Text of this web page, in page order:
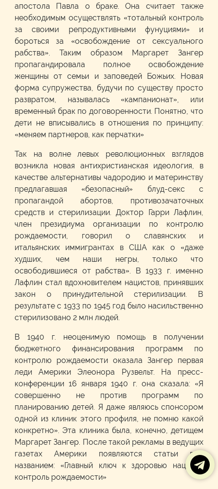
апостола Павла о браке. Она считает также
необходимым осуществлять «тотальный контроль
за своими репродуктивными фунуциями» и
бороться за «освобождение от сексуального
рабства». Таким образом Маргарет Зангер
пропагандировала полное освобождение
женщины от семьи и заповедей Божьих. Новая
форма супружества, будучи по существу просто
развратом, называлась «кампанионат», или
временный брак по договоренности. Понятно, что
дети не вписывались в отношения по принципу:
«меняем партнеров, как перчатки»
Так на волне левых революционных взглядов
возникла новая антихристианская идеология, в
качестве альтернативы чадородию и материнству
предлагавшая «безопасный» блуд-секс с
пропагандой абортов, противозачаточных
средств и стерилизации. Доктор Гарри Лафлин,
член президиума организации по контролю
рождаемости, говорил о славянских и
итальянских иммигрантах в США как о «даже
худших, чем наши негры, только что
освободившиеся от рабства». В 1933 г. именно
Лафлин стал вдохновителем нацистов, принявших
закон о принудительной стерилизации. В
результате с 1933 по 1945 год было насильственно
стерилизовано 2 млн людей.
В 1940 г. неоценимую помощь в получении
бюджетного финансирования программ по
контролю рождаемости оказала Зангер первая
леди Америки Элеонора Рузвельт. На пресс-
конференции 16 января 1940 г. она сказала: «Я
совершенно не против программ по
планированию детей. Я даже являюсь спонсором
одной из клиник этого профиля, не помню какой
конкретно». Эта клиника была, конечно, детищем
Маргарет Зангер. После такой рекламы в ведущих
газетах Америки появляются статьи под
названием: «Главный ключ к здоровью нации -
контроль рождаемости»